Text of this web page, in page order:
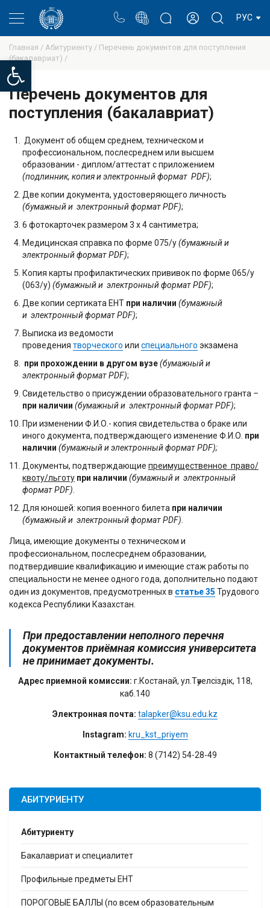
Open toolbar
РУС
Главная / Абитуриенту / Перечень документов для поступления
(бакалавриат) /
Перечень документов для
поступления (бакалавриат)
Документ об общем среднем, техническом и
профессиональном, послесреднем или высшем
образовании - диплом/аттестат с приложением
(подлинник, копия и электронный формат PDF);
Две копии документа, удостоверяющего личность
(бумажный и электронный формат PDF);
6 фотокарточек размером 3 x 4 сантиметра;
Медицинская справка по форме 075/у(бумажный и
электронный формат PDF);
Копия карты профилактических прививок по форме 065/у
(063/у) (бумажный и электронный формат PDF);
Две копии сертиката ЕНТ при наличии (бумажный
и электронный формат PDF);
Выписка из ведомости
проведения творческого или специального экзамена
при прохождении в другом вузе(бумажный и
электронный формат PDF);
Свидетельство о присуждении образовательного гранта –
при наличии (бумажный и электронный формат PDF);
При изменении Ф.И.О.- копия свидетельства о браке или
иного документа, подтверждающего изменение Ф.И.О. при
наличии (бумажный и электронный формат PDF);
Документы, подтверждающие преимущественное право/
квоту/льготу при наличии (бумажный и электронный
формат PDF)
Для юношей: копия военного билета при наличии
(бумажный и электронный формат PDF)
Лица, имеющие документы о техническом и
профессиональном, послесреднем образовании,
подтвердившие квалификацию и имеющие стаж работы по
специальности не менее одного года, дополнительно подают
один из документов, предусмотренных в статье 35 Трудового
кодекса Республики Казахстан.
При предоставлении неполного перечня
документов приёмная комиссия университета
не принимает документы.
Адрес приемной комиссии: г.Костанай, ул.Тәуелсіздік, 118,
каб.140
Электронная почта: talapker@ksu.edu.kz
Instagram: kru_kst_priyem
Контактный телефон: 8 (7142) 54-28-49
АБИТУРИЕНТУ
Абитуриенту
Бакалавриат и специалитет
Профильные предметы ЕНТ
ПОРОГОВЫЕ БАЛЛЫ (по всем образовательным